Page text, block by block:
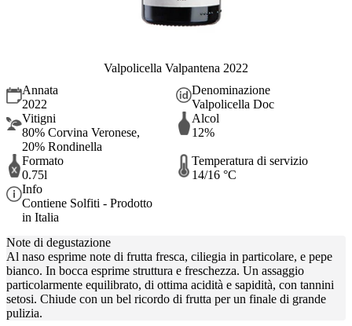
Valpolicella Valpantena 2022
Annata
2022
Denominazione
Valpolicella Doc
Vitigni
80% Corvina Veronese,
20% Rondinella
Alcol
12%
Formato
0.75l
Temperatura di servizio
14/16 °C
Info
Contiene Solfiti - Prodotto
in Italia
Note di degustazione
Al naso esprime note di frutta fresca, ciliegia in particolare, e pepe
bianco. In bocca esprime struttura e freschezza. Un assaggio
particolarmente equilibrato, di ottima acidità e sapidità, con tannini
setosi. Chiude con un bel ricordo di frutta per un finale di grande
pulizia.